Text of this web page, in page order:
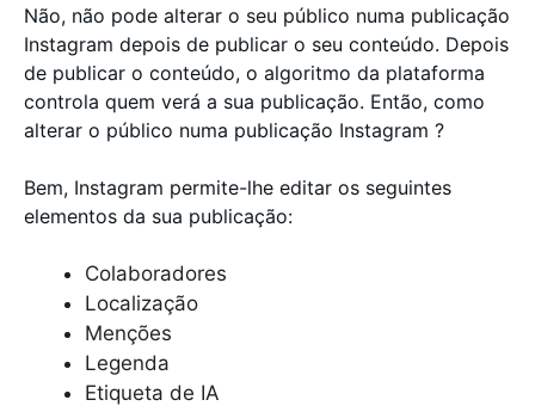
Não, não pode alterar o seu público numa publicação
Instagram depois de publicar o seu conteúdo. Depois
de publicar o conteúdo, o algoritmo da plataforma
controla quem verá a sua publicação. Então, como
alterar o público numa publicação Instagram ?
Bem, Instagram permite-lhe editar os seguintes
elementos da sua publicação:
Colaboradores
Localização
Menções
Legenda
Etiqueta de IA